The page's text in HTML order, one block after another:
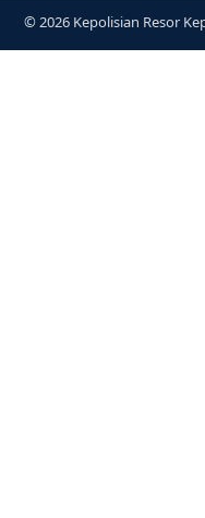
© 2026 Kepolisian Resor